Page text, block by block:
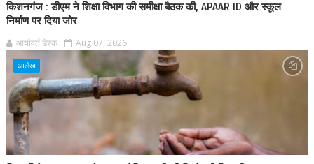
किशनगंज : डीएम ने शिक्षा विभाग की समीक्षा बैठक की, APAAR ID और स्कूल
निर्माण पर दिया जोर
आर्यावर्त डेस्क Aug 07, 2026
आलेख